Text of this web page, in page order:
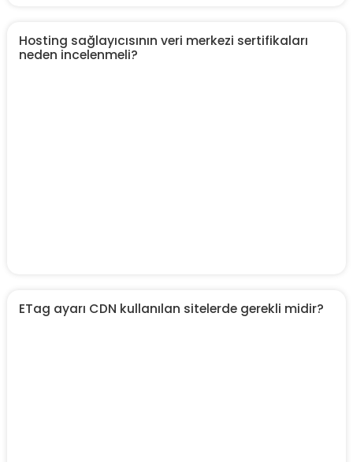
Hosting sağlayıcısının veri merkezi sertifikaları
neden incelenmeli?
ETag ayarı CDN kullanılan sitelerde gerekli midir?